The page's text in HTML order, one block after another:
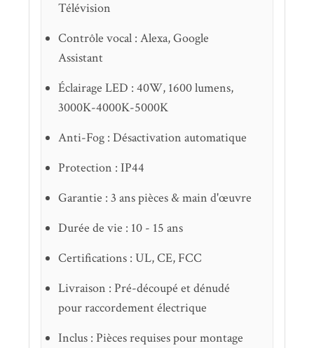
Télévision
Contrôle vocal : Alexa, Google
Assistant
Éclairage LED : 40W, 1600 lumens,
3000K-4000K-5000K
Anti-Fog : Désactivation automatique
Protection : IP44
Garantie : 3 ans pièces & main d'œuvre
Durée de vie : 10 - 15 ans
Certifications : UL, CE, FCC
Livraison : Pré-découpé et dénudé
pour raccordement électrique
Inclus : Pièces requises pour montage